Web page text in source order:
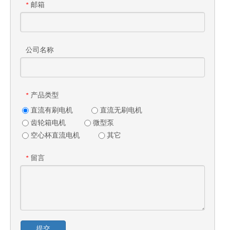
* 邮箱
公司名称
* 产品类型
直流有刷电机
直流无刷电机
齿轮箱电机
微型泵
空心杯直流电机
其它
* 留言